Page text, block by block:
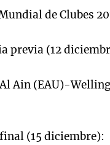
de Clubes
previa (12
Al Ain (EAU)-
(15 diciembre):